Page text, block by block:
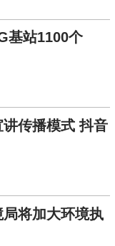
基站1100个
传播模式 抖音
将加大环境执